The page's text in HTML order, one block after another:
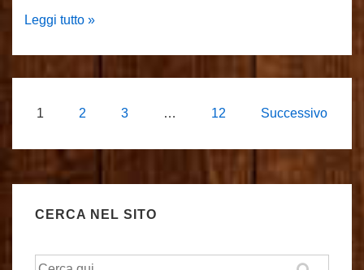
Ruins
Leggi tutto »
Paginazione
articoli
1 2 3 … 12 Successivo
CERCA NEL SITO
Cerca: